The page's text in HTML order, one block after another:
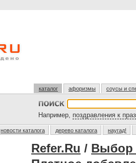
каталог афоризмы соусы и
Например, поздравления к
новости каталога дерево каталога наугад!
Refer.Ru / Выбор